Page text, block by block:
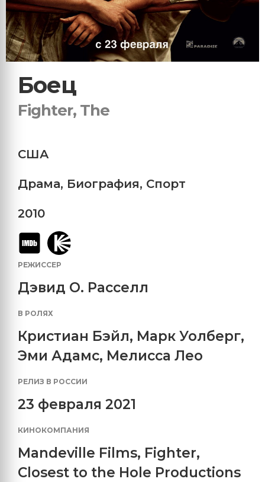
Боец
Fighter, The
США
Драма, Биография, Спорт
2010
РЕЖИССЕР
Дэвид О. Расселл
В РОЛЯХ
Кристиан Бэйл, Марк Уолберг,
Эми Адамс, Мелисса Лео
РЕЛИЗ В РОССИИ
23 февраля 2021
КИНОКОМПАНИЯ
Mandeville Films, Fighter,
Closest to the Hole Productions